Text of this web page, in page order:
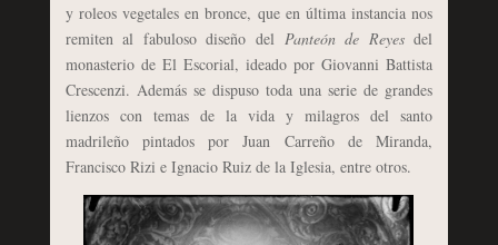
y roleos vegetales en bronce, que en última instancia nos
remiten al fabuloso diseño del Panteón de Reyesdel
monasterio de El Escorial, ideado por Giovanni Battista
Crescenzi. Además se dispuso toda una serie de grandes
lienzos con temas de la vida y milagros del santo
madrileño pintados por Juan Carreño de Miranda,
Francisco Rizi e Ignacio Ruiz de la Iglesia, entre otros.